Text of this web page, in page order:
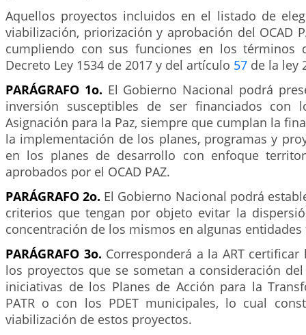
Aquellos proyectos incluidos en el listado de
viabilización, priorización y aprobación del OCAD
cumpliendo con sus funciones en los términos
Decreto Ley 1534 de 2017 y del artículo 57 de la ley
PARÁGRAFO 1o. El Gobierno Nacional podrá
inversión susceptibles de ser financiados con
Asignación para la Paz, siempre que cumplan la
la implementación de los planes, programas y
en los planes de desarrollo con enfoque
aprobados por el OCAD PAZ.
PARÁGRAFO 2o. El Gobierno Nacional podrá
criterios que tengan por objeto evitar la
concentración de los mismos en algunas
PARÁGRAFO 3o. Corresponderá a la ART
los proyectos que se sometan a consideración del
iniciativas de los Planes de Acción para la
PATR o con los PDET municipales, lo cual
viabilización de estos proyectos.